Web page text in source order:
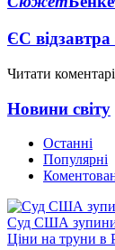
ЄС відзавтра
Читати коментарі
Новини світу
Останні
Популярні
Суд США
Ціни на труни в